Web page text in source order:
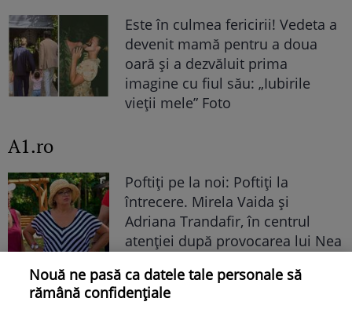
Este în culmea fericirii! Vedeta a
devenit mamă pentru a doua
oară și a dezvăluit prima
imagine cu fiul său: „Iubirile
vieții mele” Foto
A1.ro
Poftiți pe la noi: Poftiți la
întrecere. Mirela Vaida și
Adriana Trandafir, în centrul
atenției după provocarea lui Nea
Nouă ne pasă ca datele tale personale să
rămână confidențiale